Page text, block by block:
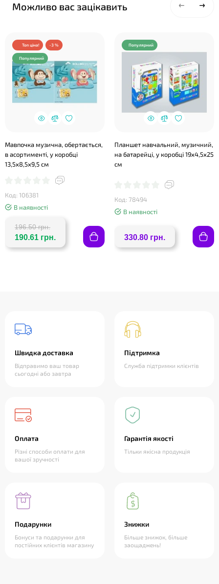
Можливо вас зацікавить
Топ ціна! -3 %
Популярний
Мавпочка музична, обертається,
в асортименті, у коробці
13,5х8,5х9,5 см
Код: 106381
В наявності
196.50 грн.
190.61 грн.
Популярний
Планшет навчальний, музичний,
на батарейці, у коробці 19х4,5х25
см
Код: 78494
В наявності
330.80 грн.
Швидка доставка
Відправимо ваш товар
сьогодні або завтра
Підтримка
Служба підтримки клієнтів
Оплата
Різні способи оплати для
вашої зручності
Гарантія якості
Тільки якісна продукція
Подарунки
Бонуси та подарунки для
постійних клієнтів магазину
Знижки
Більше знижок, більше
заощаджень!